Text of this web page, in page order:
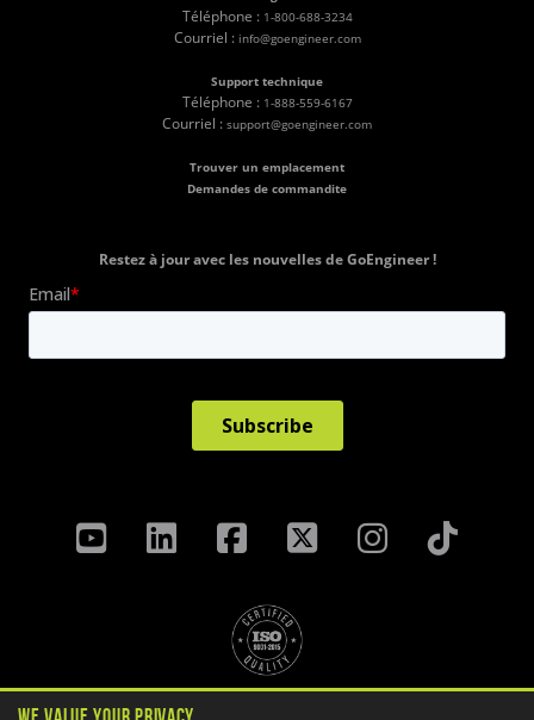
Téléphone : 1-800-688-3234
Courriel : info@goengineer.com
Support technique
Téléphone : 1-888-559-6167
Courriel : support@goengineer.com
Trouver un emplacement
Demandes de commandite
Restez à jour avec les nouvelles de GoEngineer !
Politique de confidentialité